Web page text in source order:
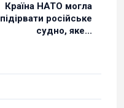
Країна НАТО могла
підірвати російське
судно, яке...